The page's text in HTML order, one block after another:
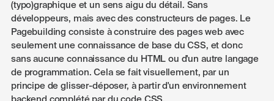
(typo)graphique et un sens aigu du détail. Sans
développeurs, mais avec des constructeurs de pages. Le
Pagebuilding consiste à construire des pages web avec
seulement une connaissance de base du CSS, et donc
sans aucune connaissance du HTML ou d'un autre langage
de programmation. Cela se fait visuellement, par un
principe de glisser-déposer, à partir d'un environnement